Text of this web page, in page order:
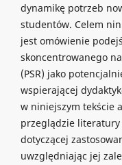
dynamikę potrzeb
studentów. Celem
jest omówienie
skoncentrowanego
(PSR) jako
wspierającej
w niniejszym tekście
przeglądzie literatury
dotyczącej
uwzględniając jej